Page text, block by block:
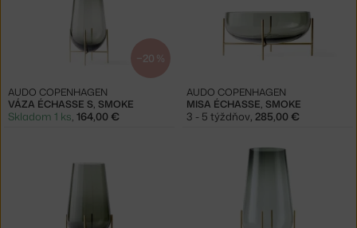
−20 %
VÁZA ÉCHASSE S, SMOKE
AUDO COPENHAGEN
Skladom 1 ks 164,00 €
MISA ÉCHASSE, SMOKE
AUDO COPENHAGEN
3 - 5 týždňov 285,00 €